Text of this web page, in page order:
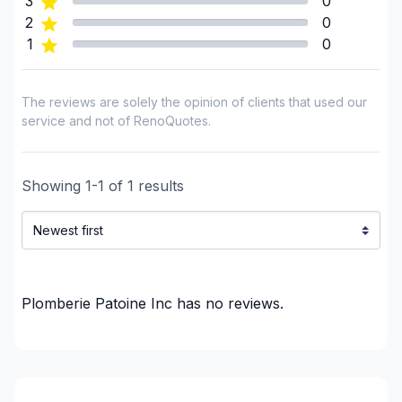
Chaudiere-Appalaches (Montmagny)
Chaudiere-Appalaches (Robert-Cliche)
Mauricie (Shawinigan)
Mauricie (Trois-Rivieres)
2
0
1
0
The reviews are solely the opinion of clients that used our
service and not of RenoQuotes.
Showing 1-1 of 1 results
Plomberie Patoine Inc has no reviews.